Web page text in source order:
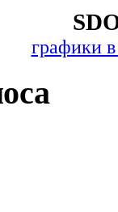
графики